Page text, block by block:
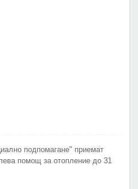
подпомагане" приемат
помощ за отопление до 31